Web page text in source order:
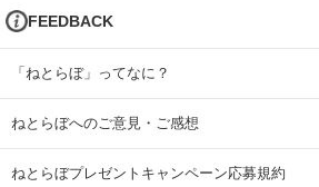
FEEDBACK
「ねとらぼ」ってなに？
ねとらぼへのご意見・ご感想
ねとらぼプレゼントキャンペーン応募規約